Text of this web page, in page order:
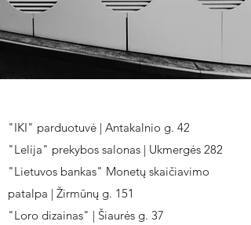
"IKI" parduotuvė | Antakalnio g. 42
"Lelija" prekybos salonas | Ukmergės 282
"Lietuvos bankas" Monetų skaičiavimo
patalpa | Žirmūnų g. 151
"Loro dizainas" | Šiaurės g. 37